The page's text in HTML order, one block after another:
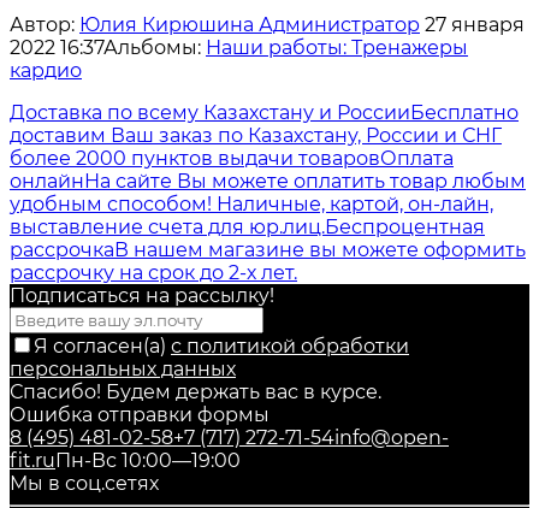
Автор: Юлия Кирюшина Администратор 27 января
2022 16:37Альбомы: Наши работы: Тренажеры
кардио
Доставка по всему Казахстану и РоссииБесплатно
доставим Ваш заказ по Казахстану, России и СНГ
более 2000 пунктов выдачи товаровОплата
онлайнНа сайте Вы можете оплатить товар любым
удобным способом! Наличные, картой, он-лайн,
выставление счета для юр.лиц.Беспроцентная
рассрочкаВ нашем магазине вы можете оформить
рассрочку на срок до 2-х лет.
Подписаться на рассылкy!
Я согласен(a) с политикой обработки
персональных данных
Спасибо! Будем держать вас в курсе.
Ошибка отправки формы
8 (495) 481-02-58+7 (717) 272-71-54info@open-
fit.ruПн-Вс 10:00—19:00
Мы в соц.сетях